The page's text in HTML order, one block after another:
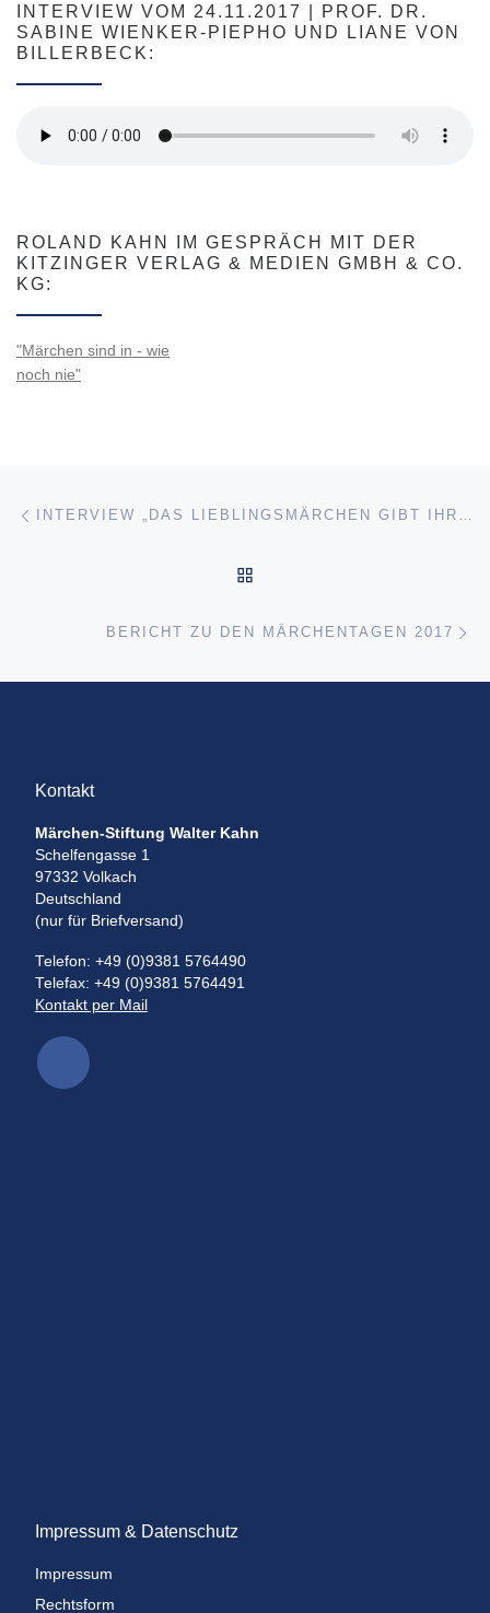
INTERVIEW VOM 24.11.2017 | PROF. DR.
SABINE WIENKER-PIEPHO UND LIANE VON
BILLERBECK:
ROLAND KAHN IM GESPRÄCH MIT DER
KITZINGER VERLAG & MEDIEN GMBH & CO.
KG:
"Märchen sind in - wie
noch nie"
Beitragsnavigation INTERVIEW „DAS LIEBLINGSMÄRCHEN GIBT IHRE GESAMTE PSYCHE PREIS“
BERICHT ZU DEN MÄRCHENTAGEN 2017
Kontakt
Märchen-Stiftung Walter Kahn
Schelfengasse 1
97332 Volkach
Deutschland
(nur für Briefversand)
Telefon: +49 (0)9381 5764490
Telefax: +49 (0)9381 5764491
Kontakt per Mail
Impressum & Datenschutz
Impressum
Rechtsform